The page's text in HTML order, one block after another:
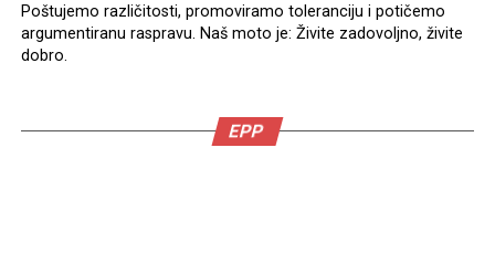
Poštujemo različitosti, promoviramo toleranciju i potičemo
argumentiranu raspravu. Naš moto je: Živite zadovoljno, živite
dobro.
EPP